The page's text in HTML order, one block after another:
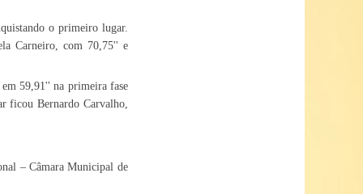
o primeiro lugar.
Carneiro, com 70,75'' e
59,91'' na primeira fase
ficou Bernardo Carvalho,
– Câmara Municipal de